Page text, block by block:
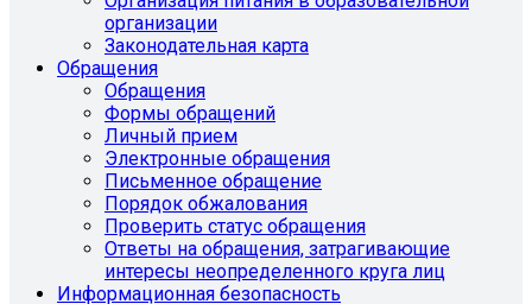
организации
Законодательная карта
Обращения
Обращения
Формы обращений
Личный прием
Электронные обращения
Письменное обращение
Порядок обжалования
Проверить статус обращения
Ответы на обращения, затрагивающие
интересы неопределенного круга лиц
Информационная безопасность